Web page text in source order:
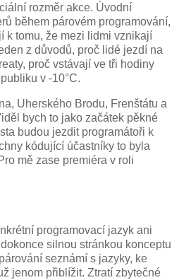
rozměr akce. Úvodní
během párovém programování,
k tomu, že mezi lidmi vznikají
z důvodů, proč lidé jezdí na
proč vstávají ve tři hodiny
v -10°C.
Uherského Brodu, Frenštátu a
bych to jako začátek pěkné
budou jezdit programátoři k
kódující účastníky to byla
mě zase premiéra v roli
programovací jazyk ani
silnou stránkou konceptu
seznámí s jazyky, ke
jenom přiblížit. Ztratí zbytečné